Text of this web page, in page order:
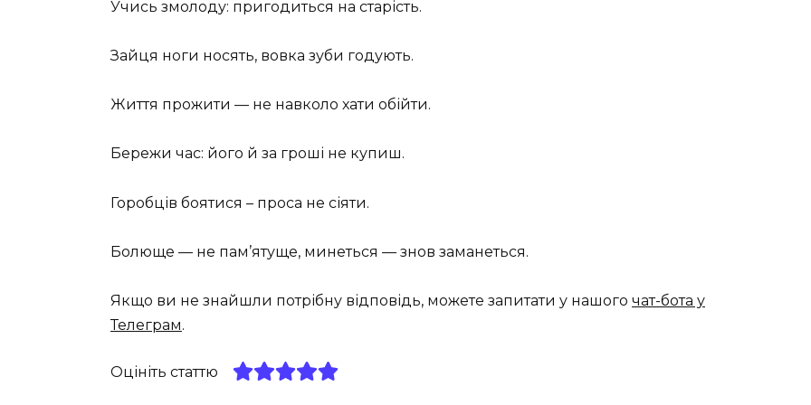
Учись змолоду: пригодиться на старість.
Зайця ноги носять, вовка зуби годують.
Життя прожити — не навколо хати обійти.
Бережи час: його й за гроші не купиш.
Горобців боятися – проса не сіяти.
Болюще — не пам’ятуще, минеться — знов заманеться.
Якщо ви не знайшли потрібну відповідь, можете запитати у нашого чат-бота у
Телеграм.
Оцініть статтю